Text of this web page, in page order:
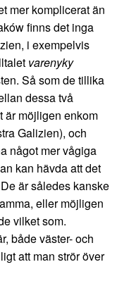
mer komplicerat än
finns det inga
i exempelvis
varenyky
Så som de tillika
dessa två
är möjligen enkom
Galizien), och
något mer vågiga
kan hävda att det
är således kanske
eller möjligen
vilket som.
både väster- och
att man strör över